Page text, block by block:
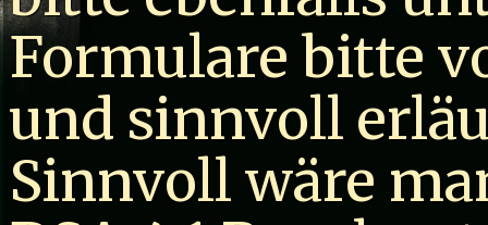
Formulare bitte
und sinnvoll
Sinnvoll wäre